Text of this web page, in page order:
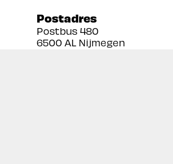
Postadres
Postbus 480
6500 AL Nijmegen